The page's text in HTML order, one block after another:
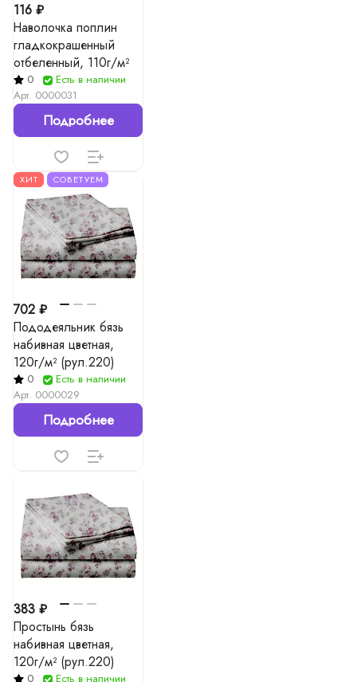
116 ₽
Наволочка поплин
гладкокрашенный
отбеленный, 110г/м²
0
Есть в наличии
Арт. 0000031
Подробнее
ХИТ СОВЕТУЕМ
702 ₽
Пододеяльник бязь
набивная цветная,
120г/м² (рул.220)
0
Есть в наличии
Арт. 0000029
Подробнее
383 ₽
Простынь бязь
набивная цветная,
120г/м² (рул.220)
0
Есть в наличии